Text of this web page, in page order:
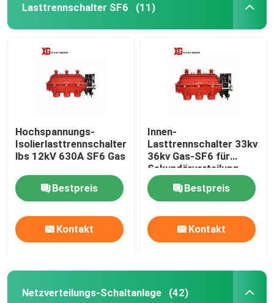
Lasttrennschalter SF6 (11)
Hochspannungs-
Isolierlasttrennschalter
lbs 12kV 630A SF6 Gas
Bestpreis
Kontakt
Innen-
Lasttrennschalter 33kv
36kv Gas-SF6 für
Sekundärverteilung
Bestpreis
Kontakt
Netzverteilungs-Schaltanlage (42)